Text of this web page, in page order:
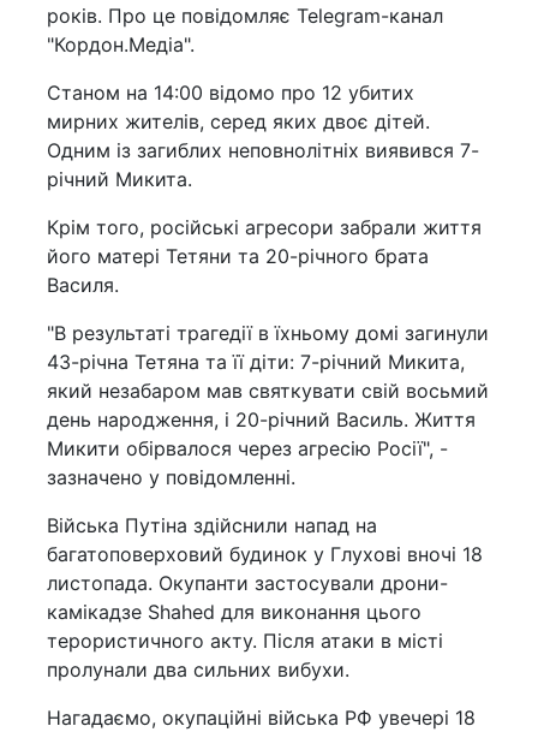
років. Про це повідомляє Telegram-канал
"Кордон.Медіа".
Станом на 14:00 відомо про 12 убитих
мирних жителів, серед яких двоє дітей.
Одним із загиблих неповнолітніх виявився 7-
річний Микита.
Крім того, російські агресори забрали життя
його матері Тетяни та 20-річного брата
Василя.
"В результаті трагедії в їхньому домі загинули
43-річна Тетяна та її діти: 7-річний Микита,
який незабаром мав святкувати свій восьмий
день народження, і 20-річний Василь. Життя
Микити обірвалося через агресію Росії", -
зазначено у повідомленні.
Війська Путіна здійснили напад на
багатоповерховий будинок у Глухові вночі 18
листопада. Окупанти застосували дрони-
камікадзе Shahed для виконання цього
терористичного акту. Після атаки в місті
пролунали два сильних вибухи.
Нагадаємо, окупаційні війська РФ увечері 18